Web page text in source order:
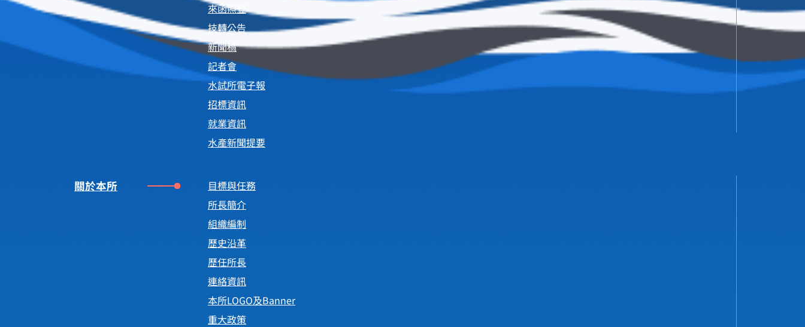
來函照登
技轉公告
新聞稿
記者會
水試所電子報
招標資訊
就業資訊
水產新聞提要
關於本所
目標與任務
所長簡介
組織編制
歷史沿革
歷任所長
連絡資訊
本所LOGO及Banner
重大政策